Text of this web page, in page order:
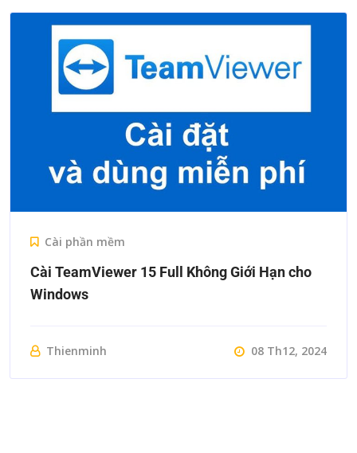
Cài phần mềm
Cài TeamViewer 15 Full Không Giới Hạn cho
Windows
Thienminh 08 Th12, 2024